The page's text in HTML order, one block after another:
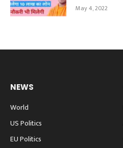
May 4, 2022
NEWS
World
US Politics
EU Politics